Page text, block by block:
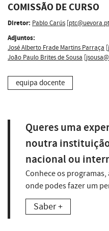
COMISSÃO DE CURSO
Diretor: Pablo Carús [ptc@uevora.pt
Adjuntos:
José Alberto Frade Martins Parraça [
João Paulo Brites de Sousa [
equipa docente
Queres uma
noutra
nacional ou
Conhece os
onde podes fazer um
Saber +